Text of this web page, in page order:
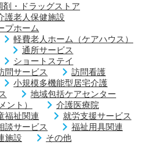
剤・ドラッグストア
護老人保健施設
プホーム
軽費老人ホーム（ケアハウス）
通所サービス
ショートステイ
問サービス
訪問看護
小規模多機能型居宅介護
地域包括ケアセンター
ント）
介護医療院
福祉関連
就労支援サービス
談サービス
福祉用具関連
施設 その他